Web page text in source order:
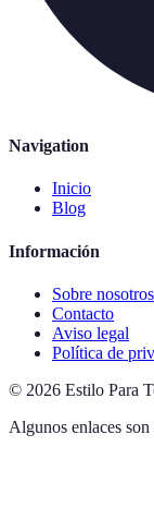
Navigation
Inicio
Blog
Información
Sobre nosotros
Contacto
Aviso legal
Política de
© 2026 Estilo Para
Algunos enlaces